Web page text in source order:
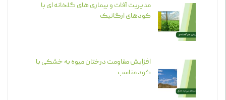
مدیریت آفات و بیماری های گلخانه ای با
کودهای ارگانیک
افزایش مقاومت درختان میوه به خشکی با
کود مناسب